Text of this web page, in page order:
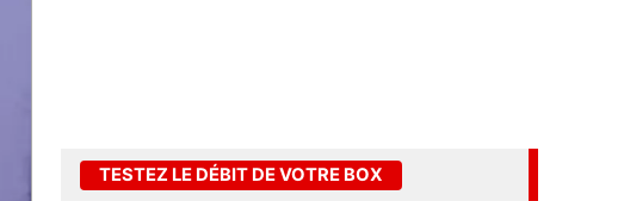
TESTEZ LE DÉBIT DE VOTRE BOX